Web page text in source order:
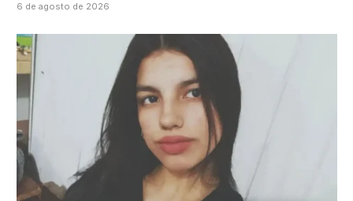
6 de agosto de 2026